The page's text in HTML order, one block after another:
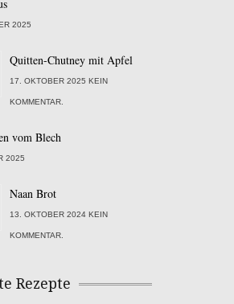
2025
Quitten-Chutney mit Apfel
17. OKTOBER 2025 KEIN
KOMMENTAR.
vom Blech
2025
Naan Brot
13. OKTOBER 2024 KEIN
KOMMENTAR.
Rezepte